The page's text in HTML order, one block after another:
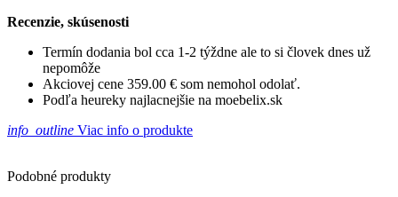
Recenzie, skúsenosti
Termín dodania bol cca 1-2 týždne ale to si človek dnes už
nepomôže
Akciovej cene 359.00 € som nemohol odolať.
Podľa heureky najlacnejšie na moebelix.sk
info_outline Viac info o produkte
Podobné produkty